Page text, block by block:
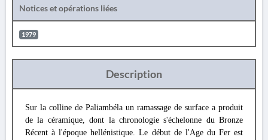
Notices et opérations liées
1979
Description
Sur la colline de Paliambéla un ramassage de surface a produit
de la céramique, dont la chronologie s'échelonne du Bronze
Récent à l'époque hellénistique. Le début de l'Age du Fer est